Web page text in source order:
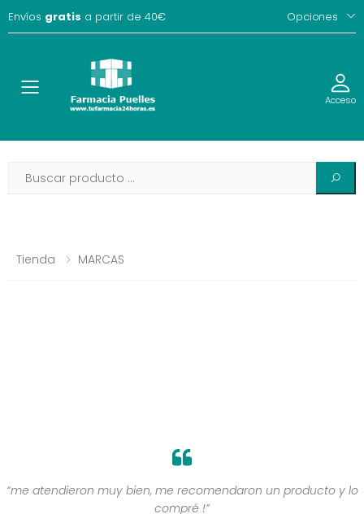
Envíos gratis a partir de 40€ Opciones
Toggle Acceso
Tienda MARCAS
“me atendieron muy bien, me recomendaron un producto y lo
compré !”